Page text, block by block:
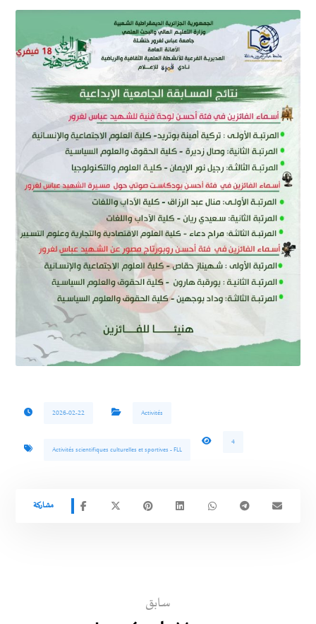
2026-02-22 Activités
Activités scientifiques culturelles et sportives - FLL
4
سابق